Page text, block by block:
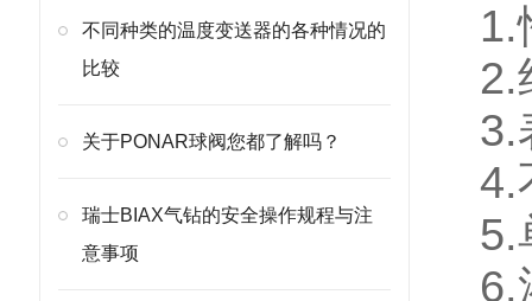
不同种类的温度变送器的各种情况的
比较
关于PONAR球阀您都了解吗？
瑞士BIAX气钻的安全操作规程与注
意事项
1.
2.
3.
4.
5.
6.